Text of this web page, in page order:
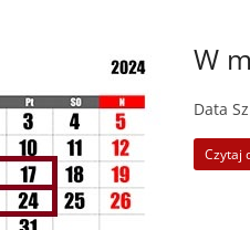
W
Data
Czytaj